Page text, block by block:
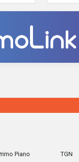
Piano
TGN